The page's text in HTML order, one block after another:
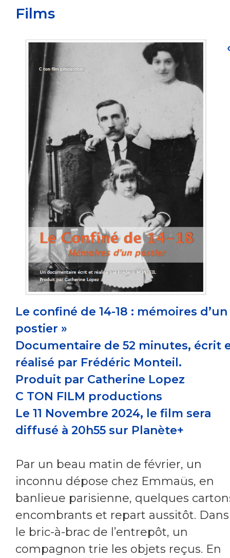
Films
Le confiné de 14-18 : mémoires d’un
postier »
Documentaire de 52 minutes, écrit
réalisé par Frédéric Monteil.
Produit par Catherine Lopez
C TON FILM productions
Le 11 Novembre 2024, le film sera
diffusé à 20h55 sur Planète+
Par un beau matin de février, un
inconnu dépose chez Emmaüs, en
banlieue parisienne, quelques
encombrants et repart aussitôt. Dans
le bric-à-brac de l’entrepôt, un
compagnon trie les objets reçus. En